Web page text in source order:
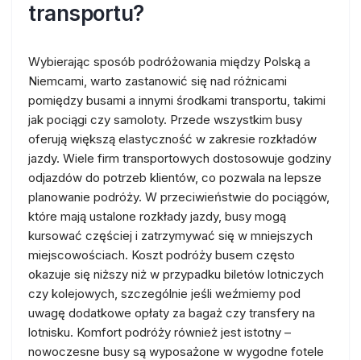
transportu?
Wybierając sposób podróżowania między Polską a
Niemcami, warto zastanowić się nad różnicami
pomiędzy busami a innymi środkami transportu, takimi
jak pociągi czy samoloty. Przede wszystkim busy
oferują większą elastyczność w zakresie rozkładów
jazdy. Wiele firm transportowych dostosowuje godziny
odjazdów do potrzeb klientów, co pozwala na lepsze
planowanie podróży. W przeciwieństwie do pociągów,
które mają ustalone rozkłady jazdy, busy mogą
kursować częściej i zatrzymywać się w mniejszych
miejscowościach. Koszt podróży busem często
okazuje się niższy niż w przypadku biletów lotniczych
czy kolejowych, szczególnie jeśli weźmiemy pod
uwagę dodatkowe opłaty za bagaż czy transfery na
lotnisku. Komfort podróży również jest istotny –
nowoczesne busy są wyposażone w wygodne fotele